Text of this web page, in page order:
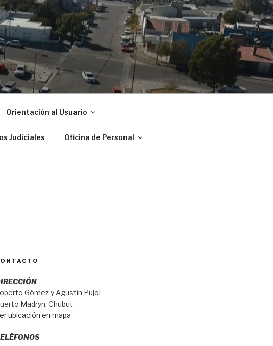
MADRYN
Orientación al Usuario
Judiciales Oficina de Personal
Gómez y Agustín Pujol
Madryn, Chubut
ubicación en mapa